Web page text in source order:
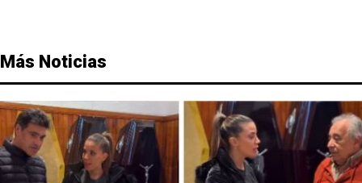
Más Noticias